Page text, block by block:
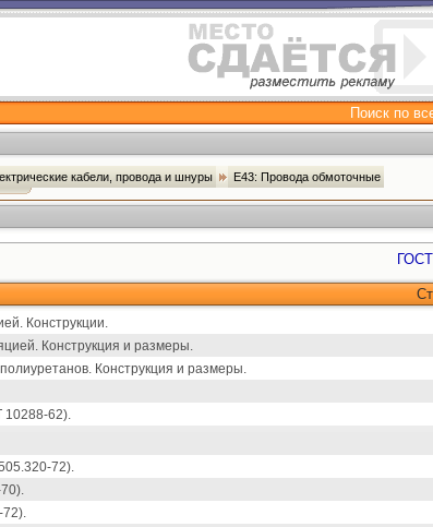
Поиск по
кабели, провода и шнуры Е43: Провода обмоточные
ГОСТ
Конструкции.
Конструкция и размеры.
Конструкция и размеры.
62).
72).
72).